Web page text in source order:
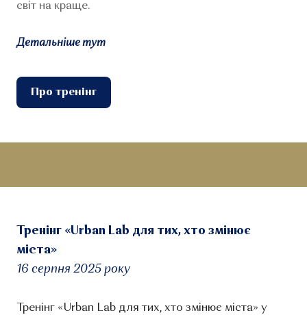
світ на краще.
Детальніше тут
Про тренінг
Тренінг «Urban Lab для тих, хто змінює
міста»
16 серпня 2025 року
Тренінг «Urban Lab для тих, хто змінює міста» у